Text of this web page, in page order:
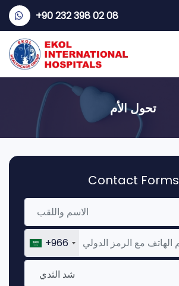
+90 232 398 02 08
تحول الأم
Contact Forms
+966